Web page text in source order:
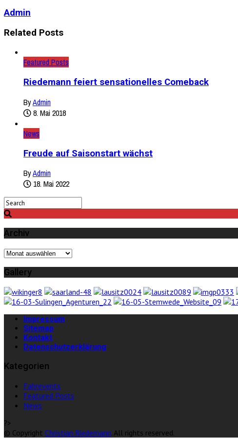
Admin
Related Posts
Featured Posts
Riedemann feiert sensationelles Comeback
ByAdmin
8. Mai 2018
News
Freude auf Saisonstart wächst
ByAdmin
18. Mai 2022
Archiv
Archiv
Gallery
Impressum
Sitemap
Kontakt
Datenschutzerklärung
Kategorien
Fahrevents
Featured Posts
News
?>
© Copyright Christian Riedemann. All rights reserved.